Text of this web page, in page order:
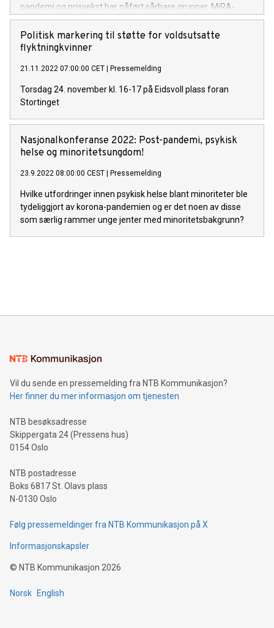
pandemi og prisvekst har påført sårbare grupper. MiRA-
Senteret ønsker å invitere til frokostseminar for å drøfte
hvordan vi kan jobbe sammen for å bekjempe økende
ulikhet og unngå at krisen setter likestillingen i revers.
Politisk markering til støtte for voldsutsatte
flyktningkvinner
21.11.2022 07:00:00 CET Pressemelding
Torsdag 24. november kl. 16-17 på Eidsvoll plass foran
Stortinget
Nasjonalkonferanse 2022: Post-pandemi, psykisk
helse og minoritetsungdom!
23.9.2022 08:00:00 CEST Pressemelding
Hvilke utfordringer innen psykisk helse blant minoriteter ble
tydeliggjort av korona-pandemien og er det noen av disse
som særlig rammer unge jenter med minoritetsbakgrunn?
Vil du sende en pressemelding fra NTB Kommunikasjon?
Her finner du mer informasjon om tjenesten
NTB besøksadresse
Skippergata 24 (Pressens hus)
0154 Oslo
NTB postadresse
Boks 6817 St. Olavs plass
N-0130 Oslo
Følg pressemeldinger fra NTB Kommunikasjon på X
Informasjonskapsler
© NTB Kommunikasjon 2026
Norsk English